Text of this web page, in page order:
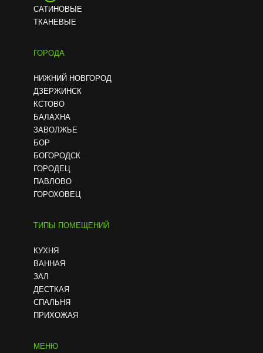
Молочный
Шоколад
Орхидеи
В бассейн
Парящий
С подсветкой
С блестками
Полупрозрачный
Галактика
Со звезным небом
Резной Apply
САТИНОВЫЕ
ТКАНЕВЫЕ
ГОРОДА
НИЖНИЙ НОВГОРОД
ДЗЕРЖИНСК
КСТОВО
БАЛАХНА
ЗАВОЛЖЬЕ
БОР
БОГОРОДСК
ГОРОДЕЦ
ПАВЛОВО
ГОРОХОВЕЦ
ТИПЫ ПОМЕЩЕНИЙ
КУХНЯ
ВАННАЯ
ЗАЛ
ДЕСТКАЯ
СПАЛЬНЯ
ПРИХОЖАЯ
МЕНЮ